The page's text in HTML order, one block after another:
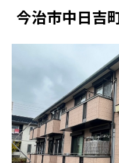
今治市中日吉